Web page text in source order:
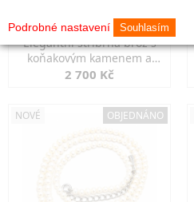
Elegantní stříbrná brož s
koňakovým kamenem a
markazity
2 700 Kč
NOVÉ OBJEDNÁNO
Podrobné nastavení Souhlasím